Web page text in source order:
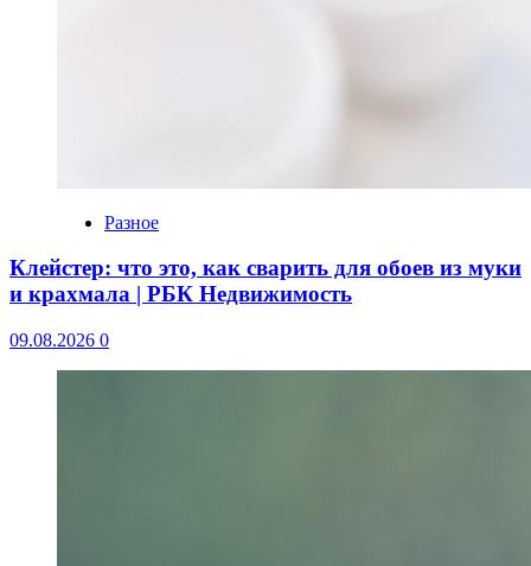
Разное
Клейстер: что это, как сварить для обоев из муки
и крахмала | РБК Недвижимость
09.08.2026 0